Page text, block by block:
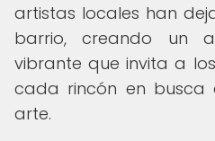
artistas locales han
barrio, creando un
vibrante que invita a
cada rincón en busca
arte.